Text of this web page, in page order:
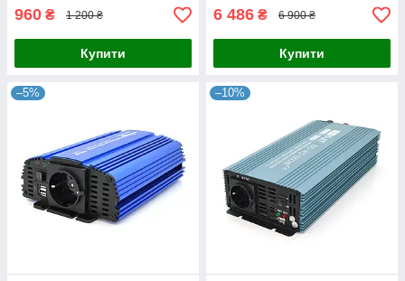
960 ₴ 1 200 ₴
Купити
6 486 ₴ 6 900 ₴
Купити
–5% –10%